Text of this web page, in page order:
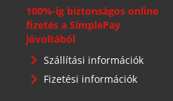
100%-ig biztonságos online
fizetés a SimplePay
jóvoltából
Szállítási információk
Fizetési információk